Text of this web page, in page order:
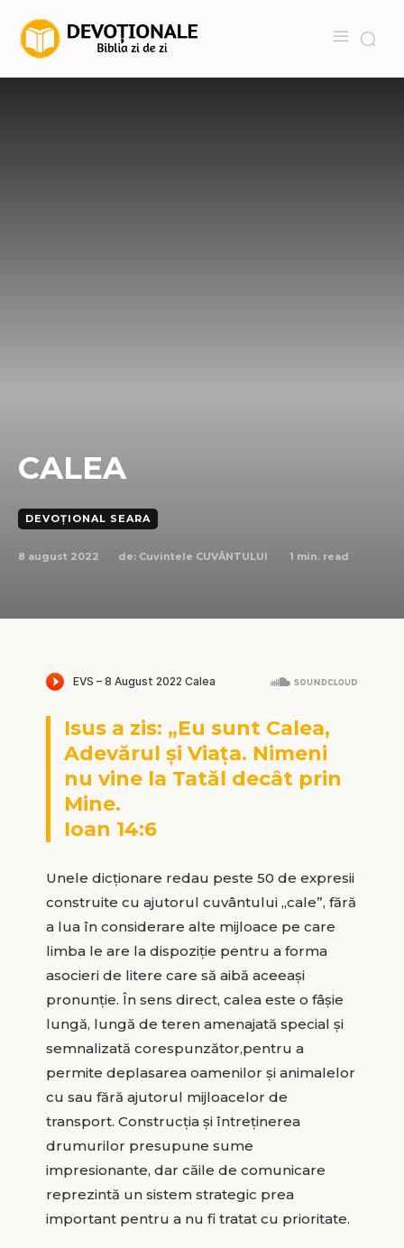
CALEA
DEVOȚIONAL SEARA
8 august 2022 de: Cuvintele CUVÂNTULUI 1 min. read
Isus a zis: „Eu sunt Calea,
Adevărul și Viața. Nimeni
nu vine la Tatăl decât prin
Mine.
Ioan 14:6
Unele dicționare redau peste 50 de expresii
construite cu ajutorul cuvântului „cale”, fără
a lua în considerare alte mijloace pe care
limba le are la dispoziție pentru a forma
asocieri de litere care să aibă aceeași
pronunție. În sens direct, calea este o fâșie
lungă, lungă de teren amenajată special și
semnalizată corespunzător,pentru a
permite deplasarea oamenilor și animalelor
cu sau fără ajutorul mijloacelor de
transport. Construcția și întreținerea
drumurilor presupune sume
impresionante, dar căile de comunicare
reprezintă un sistem strategic prea
important pentru a nu fi tratat cu prioritate.